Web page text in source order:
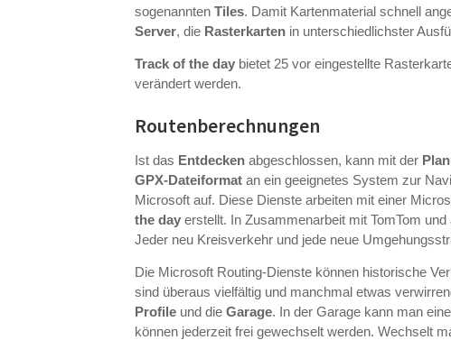
sogenanntenTiles. Damit Kartenmaterial schnell
Server, die Rasterkarten in unterschiedlichster
Track of the day bietet 25 vor eingestellte
verändert werden.
Routenberechnungen
Ist das Entdecken abgeschlossen, kann mit der
GPX-Dateiformat an ein geeignetes System zur
Microsoft auf. Diese Dienste arbeiten mit einer
the day erstellt. In Zusammenarbeit mit TomTom
Jeder neu Kreisverkehr und jede neue
Die Microsoft Routing-Dienste können historische
sind überaus vielfältig und manchmal etwas
Profile und dieGarage. In der Garage kann man
können jederzeit frei gewechselt werden. Wechselt